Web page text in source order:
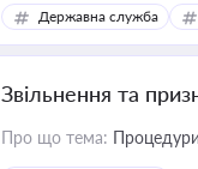
Державна служба
Звільнення та
Про що тема: Процедури